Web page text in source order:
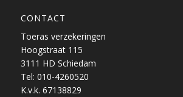
CONTACT
Toeras verzekeringen
Hoogstraat 115
3111 HD Schiedam
Tel: 010-4260520
K.v.k. 67138829